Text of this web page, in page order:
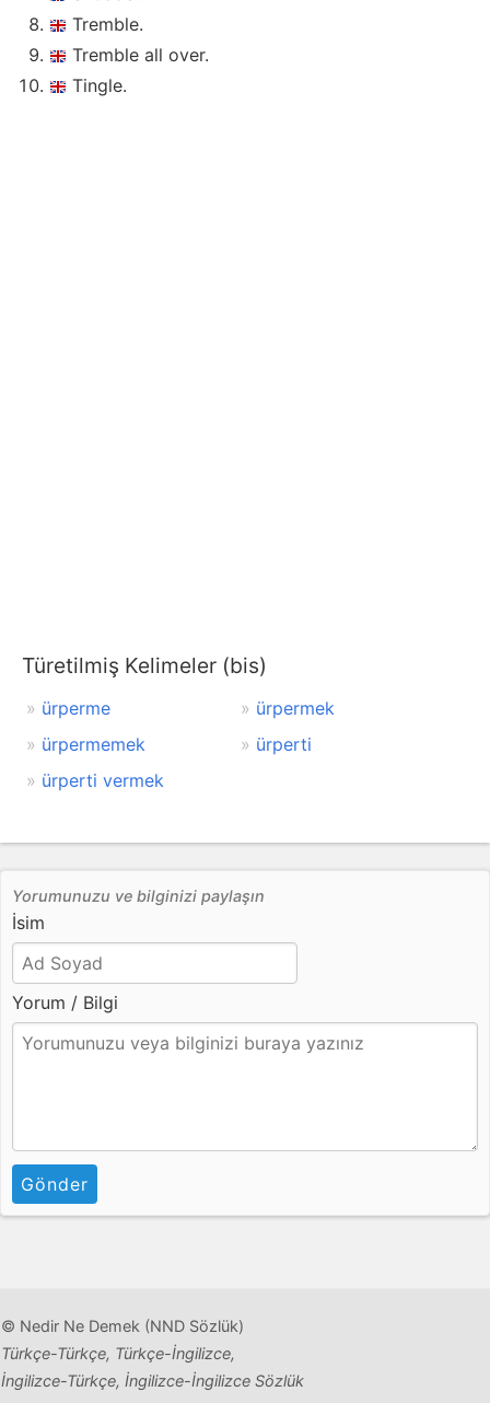
Tremble.
Tremble all over.
Tingle.
Türetilmiş Kelimeler (bis)
ürperme
ürpermek
ürpermemek
ürperti
ürperti vermek
Yorumunuzu ve bilginizi paylaşın
İsim
Yorum / Bilgi
Gönder
© Nedir Ne Demek (NND Sözlük)
Türkçe-Türkçe, Türkçe-İngilizce,
İngilizce-Türkçe, İngilizce-İngilizce Sözlük